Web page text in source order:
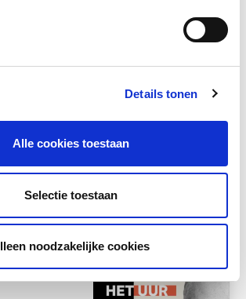
Details tonen
Alle cookies toestaan
Selectie toestaan
noodzakelijke cookies
zitten praktische